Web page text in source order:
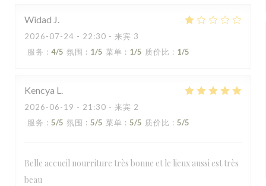
Widad J
2026-07-24 - 22:30 - 来宾 3
服务 : 4/5 氛围 : 1/5 菜单 : 1/5 质价比 : 1/5
Kencya L
2026-06-19 - 21:30 - 来宾 2
服务 : 5/5 氛围 : 5/5 菜单 : 5/5 质价比 : 5/5
Belle accueil nourriture très bonne et le lieux aussi est très
beau